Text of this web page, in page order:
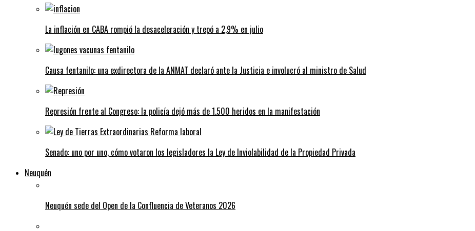
La inflación en CABA rompió la desaceleración y trepó a 2,9% en julio
Causa fentanilo: una exdirectora de la ANMAT declaró ante la Justicia e involucró al ministro de Salud
Represión frente al Congreso: la policía dejó más de 1.500 heridos en la manifestación
Senado: uno por uno, cómo votaron los legisladores la Ley de Inviolabilidad de la Propiedad Privada
Neuquén
Neuquén sede del Open de la Confluencia de Veteranos 2026